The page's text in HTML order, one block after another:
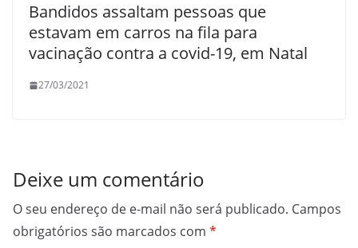
Bandidos assaltam pessoas que
estavam em carros na fila para
vacinação contra a covid-19, em Natal
27/03/2021
Deixe um comentário
O seu endereço de e-mail não será publicado. Campos
obrigatórios são marcados com *